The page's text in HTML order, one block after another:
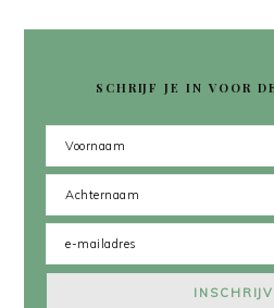
SCHRIJF JE IN VOOR